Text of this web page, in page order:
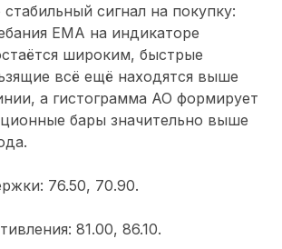
сигнал на покупку:
EMA на индикаторе
широким, быстрые
всё ещё находятся выше
а гистограмма AO формирует
бары значительно выше
76.50, 70.90.
81.00, 86.10.